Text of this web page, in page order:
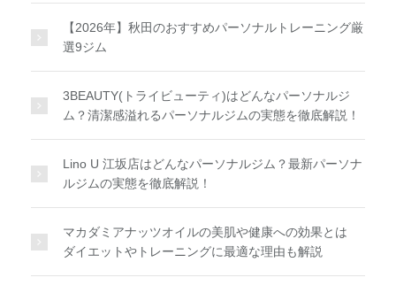
【2026年】秋田のおすすめパーソナルトレーニング厳
選9ジム
3BEAUTY(トライビューティ)はどんなパーソナルジ
ム？清潔感溢れるパーソナルジムの実態を徹底解説！
Lino U 江坂店はどんなパーソナルジム？最新パーソナ
ルジムの実態を徹底解説！
マカダミアナッツオイルの美肌や健康への効果とは
ダイエットやトレーニングに最適な理由も解説